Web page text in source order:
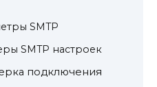
SMTP
SMTP настроек
подключения